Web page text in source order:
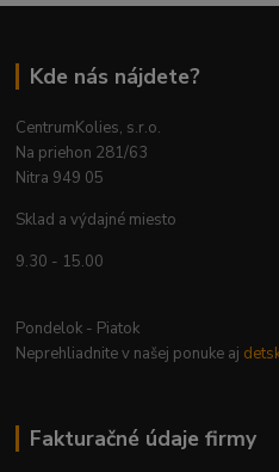
Kde nás nájdete?
CentrumKolies, s.r.o.
Na priehon 281/63
Nitra 949 05
Sklad a výdajné miesto
9.30 - 15.00
Pondelok - Piatok
Neprehliadnite v našej ponuke aj
Fakturačné údaje firmy